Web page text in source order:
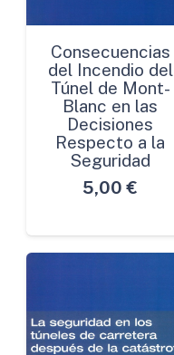
Consecuencias
del Incendio del
Túnel de Mont-
Blanc en las
Decisiones
Respecto a la
Seguridad
5,00 €